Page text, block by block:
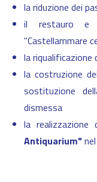
la riduzione dei
il restauro e
"Castellammare
la riqualificazione
la costruzione
sostituzione
dismessa
la realizzazione
Antiquarium"